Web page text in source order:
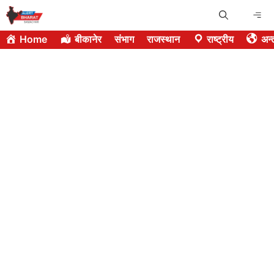
Skip
to
content
Home बीकानेर संभाग राजस्थान राष्ट्रीय